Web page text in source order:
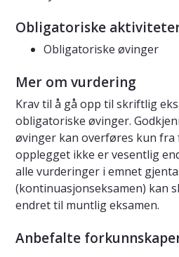
Obligatoriske
Obligatoriske øvinger
Mer om vurdering
Krav til å gå opp til skriftlig
obligatoriske øvinger.
øvinger kan overføres kun
opplegget ikke er vesentlig
alle vurderinger i emnet
(kontinuasjonseksamen) kan
endret til muntlig eksamen.
Anbefalte